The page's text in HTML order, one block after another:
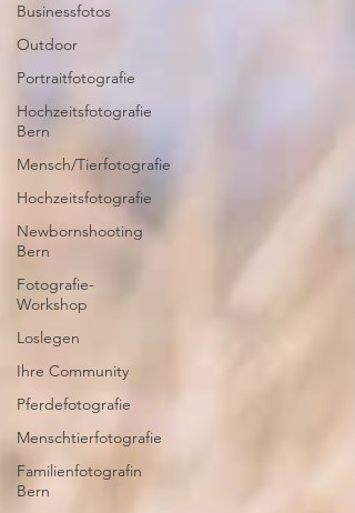
Businessfotos
Outdoor
Portraitfotografie
Hochzeitsfotografie
Bern
Mensch/Tierfotografie
Hochzeitsfotografie
Newbornshooting
Bern
Fotografie-
Workshop
Loslegen
Ihre Community
Pferdefotografie
Menschtierfotografie
Familienfotografin
Bern